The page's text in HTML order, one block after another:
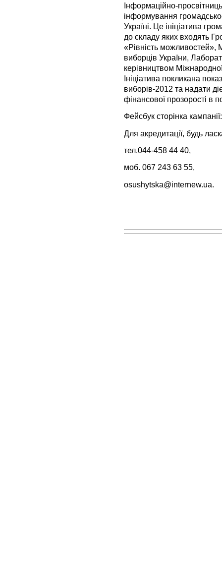
Інформаційно-
інформування
Україні. Це ініціатива
до складу яких входять
«Рівність можливостей»,
виборців України,
керівництвом
Ініціатива покликана
виборів-2012 та надати
фінансової прозорості в
Фейсбук сторінка
Для акредитації, будь
тел.044-458 44 40,
моб. 067 243 63 55,
osushytska@internew.ua